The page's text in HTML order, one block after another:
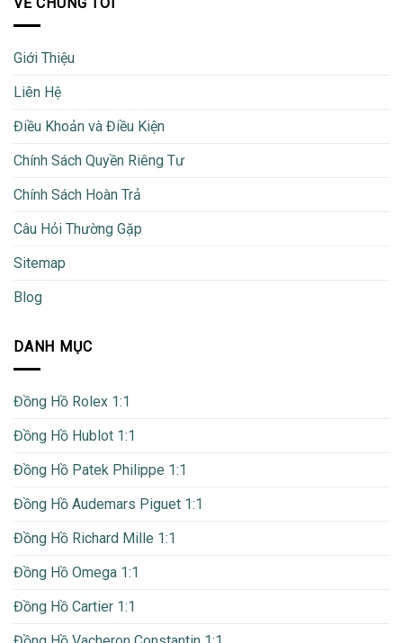
VỀ CHÚNG TÔI
Giới Thiệu
Liên Hệ
Điều Khoản và Điều Kiện
Chính Sách Quyền Riêng Tư
Chính Sách Hoàn Trả
Câu Hỏi Thường Gặp
Sitemap
Blog
DANH MỤC
Đồng Hồ Rolex 1:1
Đồng Hồ Hublot 1:1
Đồng Hồ Patek Philippe 1:1
Đồng Hồ Audemars Piguet 1:1
Đồng Hồ Richard Mille 1:1
Đồng Hồ Omega 1:1
Đồng Hồ Cartier 1:1